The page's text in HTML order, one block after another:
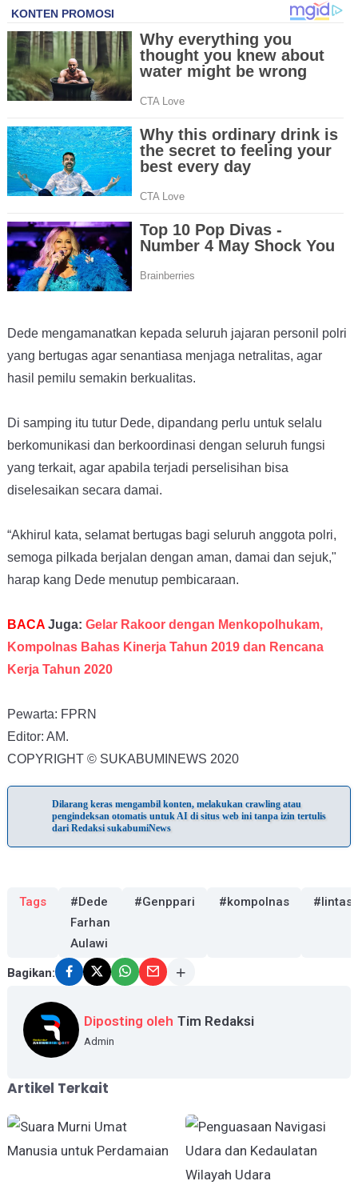
Dede mengamanatkan kepada seluruh jajaran personil polri
yang bertugas agar senantiasa menjaga netralitas, agar
hasil pemilu semakin berkualitas.
Di samping itu tutur Dede, dipandang perlu untuk selalu
berkomunikasi dan berkoordinasi dengan seluruh fungsi
yang terkait, agar apabila terjadi perselisihan bisa
diselesaikan secara damai.
“Akhirul kata, selamat bertugas bagi seluruh anggota polri,
semoga pilkada berjalan dengan aman, damai dan sejuk,"
harap kang Dede menutup pembicaraan.
BACAJuga: Gelar Rakoor dengan Menkopolhukam,
Kompolnas Bahas Kinerja Tahun 2019 dan Rencana
Kerja Tahun 2020
Pewarta: FPRN
Editor: AM.
COPYRIGHT © SUKABUMINEWS 2020
Dilarang keras mengambil konten, melakukan crawling atau
pengindeksan otomatis untuk AI di situs web ini tanpa izin tertulis
dari Redaksi sukabumiNews
Tags
#Dede
Farhan
Aulawi
#Genppari #kompolnas
Bagikan:
Diposting oleh Tim Redaksi
Admin
Artikel Terkait